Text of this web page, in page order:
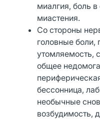
миалгия, боль
миастения.
Со стороны
головные
утомляемость,
общее
бессонница,
необычные
возбудимость,